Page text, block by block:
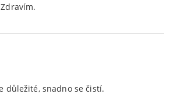
důležité, snadno se čistí.